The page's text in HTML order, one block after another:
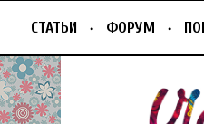
СТАТЬИ ФОРУМ